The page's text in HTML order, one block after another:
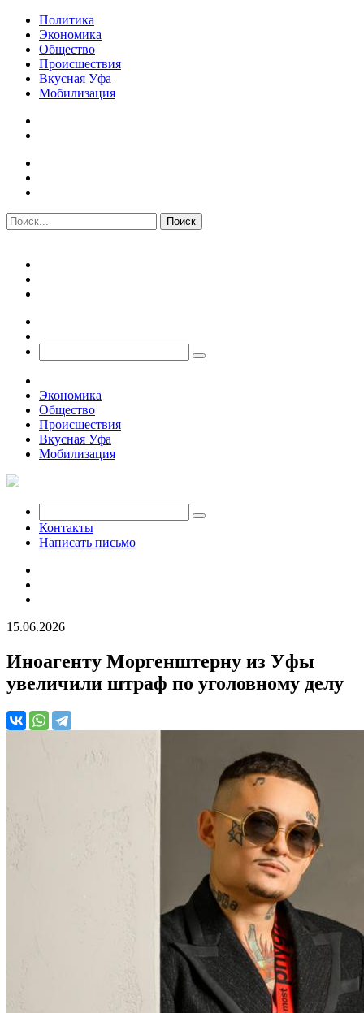
Политика
Экономика
Общество
Происшествия
Вкусная Уфа
Мобилизация
Экономика
Общество
Происшествия
Вкусная Уфа
Мобилизация
Контакты
Написать письмо
15.06.2026
Иноагенту Моргенштерну из Уфы
увеличили штраф по уголовному делу